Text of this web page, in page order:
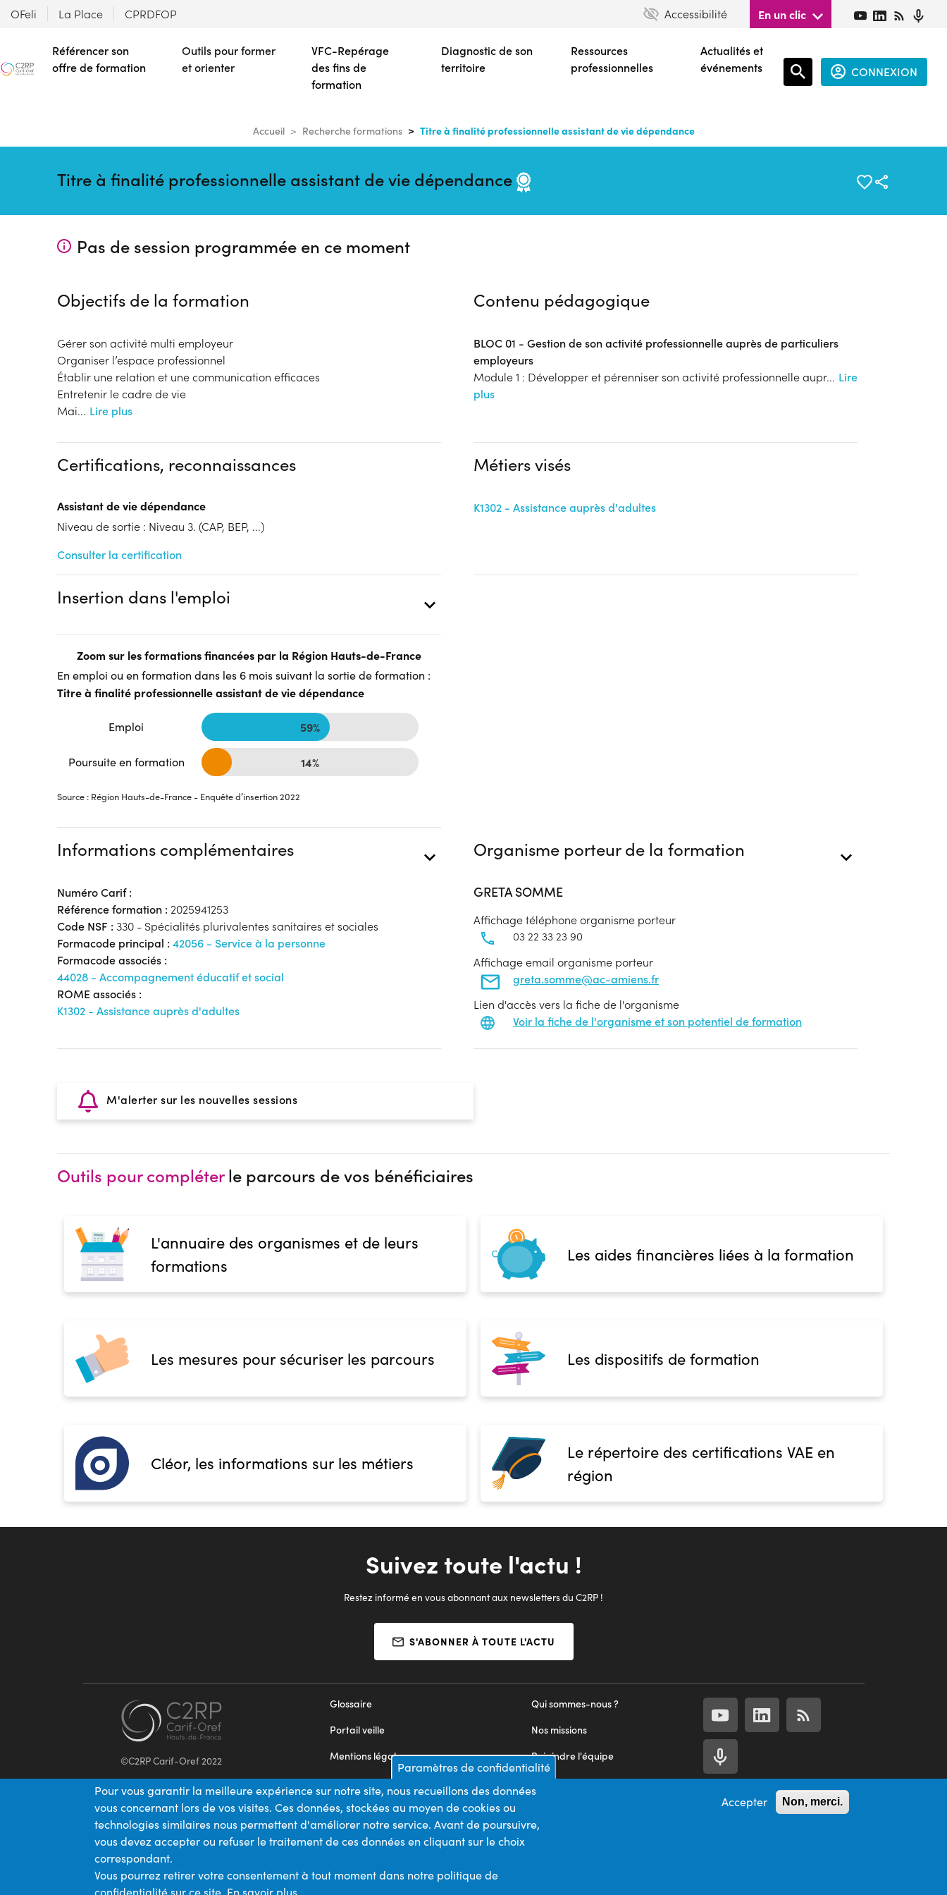
contenu
principal
OFeli La Place CPRDFOP Accessibilité En un clic
Référencer son
offre de formation
Outils pour former
et orienter
VFC-Repérage
des fins de
formation
Diagnostic de son
territoire
Ressources
professionnelles
Actualités et
événements
CONNEXION
Accueil Recherche formations Titre à finalité professionnelle assistant de vie dépendance
Titre à finalité professionnelle assistant de vie dépendance
Pas de session programmée en ce moment
Objectifs de la formation
Gérer son activité multi employeur
Organiser l’espace professionnel
Établir une relation et une communication efficaces
Entretenir le cadre de vie
Mai... Lire plus
Contenu pédagogique
BLOC 01 - Gestion de son activité professionnelle auprès de particuliers
employeurs
Module 1 : Développer et pérenniser son activité professionnelle aupr... Lire
plus
Certifications, reconnaissances
Assistant de vie dépendance
Niveau de sortie : Niveau 3. (CAP, BEP, ...)
Consulter la certification
Métiers visés
K1302 - Assistance auprès d'adultes
Insertion dans l'emploi
Zoom sur les formations financées par la Région Hauts-de-France
En emploi ou en formation dans les 6 mois suivant la sortie de formation :
Titre à finalité professionnelle assistant de vie dépendance
Emploi 59%
Poursuite en formation 14%
Source : Région Hauts-de-France - Enquête d’insertion 2022
Informations complémentaires
Numéro Carif :
Référence formation : 2025941253
Code NSF : 330 - Spécialités plurivalentes sanitaires et sociales
Formacode principal : 42056 - Service à la personne
Formacode associés :
44028 - Accompagnement éducatif et social
ROME associés :
K1302 - Assistance auprès d'adultes
Organisme porteur de la formation
GRETA SOMME
Affichage téléphone organisme porteur
03 22 33 23 90
Affichage email organisme porteur
greta.somme@ac-amiens.fr
Lien d'accès vers la fiche de l'organisme
Voir la fiche de l'organisme et son potentiel de formation
M'alerter sur les nouvelles sessions
Outils pour compléterle parcours de vos bénéficiaires
L'annuaire des organismes et de leurs
formations
Les aides financières liées à la formation
Les mesures pour sécuriser les parcours Les dispositifs de formation
Cléor, les informations sur les métiers
Le répertoire des certifications VAE en
région
Suivez toute l'actu !
Restez informé en vous abonnant aux newsletters du C2RP !
S'ABONNER À TOUTE L'ACTU
©C2RP Carif-Oref 2022
Qui sommes-nous ?
Nos missions
Rejoindre l'équipe
Nous contacter
Glossaire
Portail veille
Mentions légales
Appels d'offres
Plan du site
Paramètres de confidentialité
Pour vous garantir la meilleure expérience sur notre site, nous recueillons des données
vous concernant lors de vos visites. Ces données, stockées au moyen de cookies ou
technologies similaires nous permettent d'améliorer notre service. Avant de poursuivre,
vous devez accepter ou refuser le traitement de ces données en cliquant sur le choix
correspondant.
Vous pourrez retirer votre consentement à tout moment dans notre politique de
confidentialité sur ce site. En savoir plus
Accepter Non, merci.